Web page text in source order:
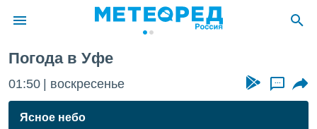
о
Погода в Уфе
01:50 воскресенье ...
Ясное небо